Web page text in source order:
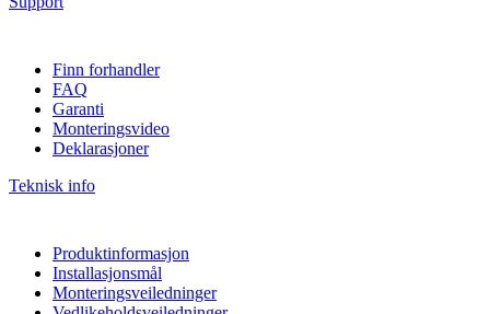
Finn forhandler
FAQ
Garanti
Monteringsvideo
Deklarasjoner
Teknisk info
Produktinformasjon
Installasjonsmål
Monteringsveiledninger